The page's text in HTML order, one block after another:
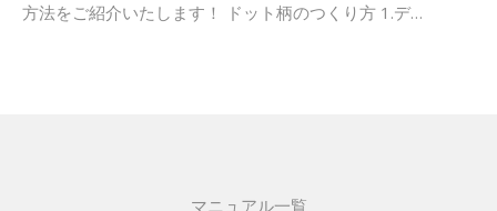
方法をご紹介いたします！ ドット柄のつくり方 1.デ…
マニュアル一覧